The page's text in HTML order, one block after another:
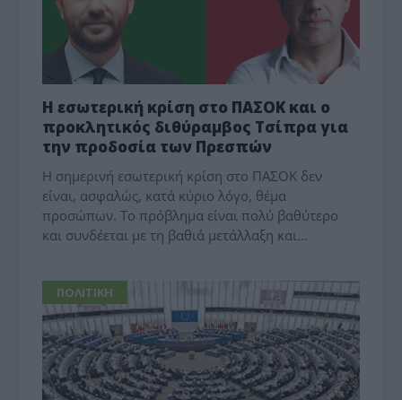
Η εσωτερική κρίση στο ΠΑΣΟΚ και ο
προκλητικός διθύραμβος Τσίπρα για
την προδοσία των Πρεσπών
Η σημερινή εσωτερική κρίση στο ΠΑΣΟΚ δεν
είναι, ασφαλώς, κατά κύριο λόγο, θέμα
προσώπων. Το πρόβλημα είναι πολύ βαθύτερο
και συνδέεται με τη βαθιά μετάλλαξη και…
ΠΟΛΙΤΙΚΗ